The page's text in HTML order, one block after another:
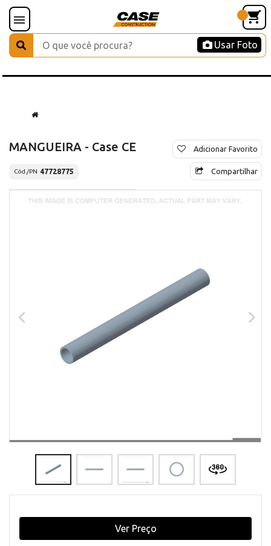
Usar Foto
MANGUEIRA - Case CE
Cód./PN 47728775
Adicionar Favorito
Compartilhar
Ver Preço